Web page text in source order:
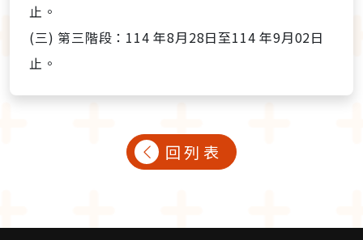
止。
(三) 第三階段：114 年8月28日至114 年9月02日
止。
回列表